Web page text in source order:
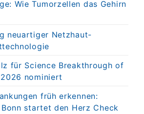
Wie Tumorzellen das Gehirn
neuartiger Netzhaut-
für Science Breakthrough of
nominiert
früh erkennen:
startet den Herz Check